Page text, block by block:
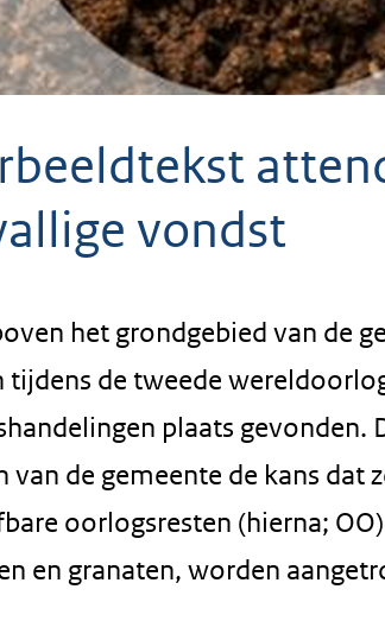
vondst
het grondgebied van de
tijdens de tweede
plaats gevonden.
van de gemeente de kans dat
oorlogsresten (hierna;
en granaten, worden